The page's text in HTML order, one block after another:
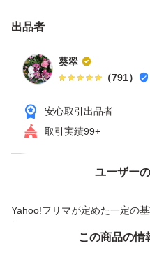
出品者
葵翠
（791）
安心取引出品者
取引実績99+
ユーザー
Yahoo!フリマが定めた一定の
付与しています
価格の相談
この商品の情
この商品をみている人にオ